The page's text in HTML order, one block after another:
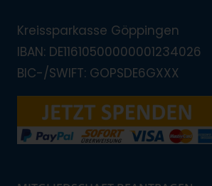
Kreissparkasse Göppingen
IBAN: DE11610500000001234026
BIC-/SWIFT: GOPSDE6GXXX